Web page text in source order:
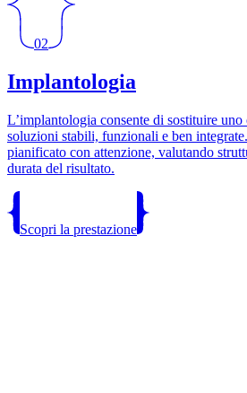
02
Implantologia
L’implantologia consente di sostituire
soluzioni stabili, funzionali e ben
pianificato con attenzione, valutando
durata del risultato.
Scopri la prestazione